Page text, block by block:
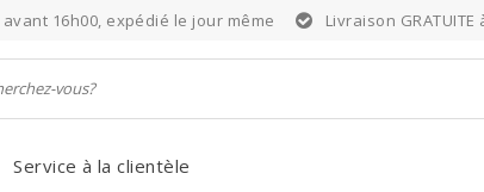
16h00, expédié le jour même Livraison
Service à la clientèle